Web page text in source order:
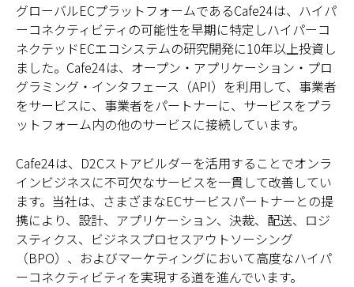
グローバルECプラットフォームであるCafe24は、ハイパ
ーコネクティビティの可能性を早期に特定しハイパーコ
ネクテッドECエコシステムの研究開発に10年以上投資し
ました。Cafe24は、オープン・アプリケーション・プロ
グラミング・インタフェース（API）を利用して、事業者
をサービスに、事業者をパートナーに、サービスをプラ
ットフォーム内の他のサービスに接続しています。
Cafe24は、D2Cストアビルダーを活用することでオンラ
インビジネスに不可欠なサービスを一貫して改善してい
ます。当社は、さまざまなECサービスパートナーとの提
携により、設計、アプリケーション、決裁、配送、ロジ
スティクス、ビジネスプロセスアウトソーシング
（BPO）、およびマーケティングにおいて高度なハイパ
ーコネクティビティを実現する道を進んでいます。